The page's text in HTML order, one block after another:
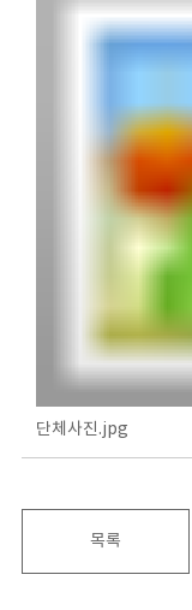
단체사진.jpg
목록